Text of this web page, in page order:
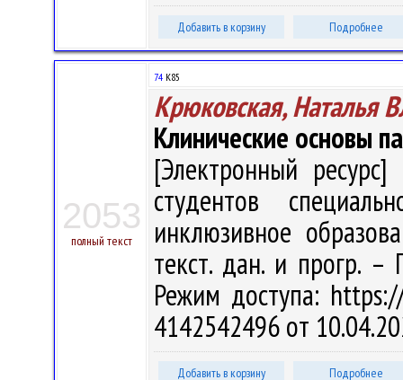
Добавить в корзину Подробнее
2053
полный текст
74 К85
Крюковская, Наталья
Клинические основы
[Электронный
студентов
инклюзивное
текст. дан. и прогр.
Режим доступа:
4142542496 от
Добавить в корзину Подробнее